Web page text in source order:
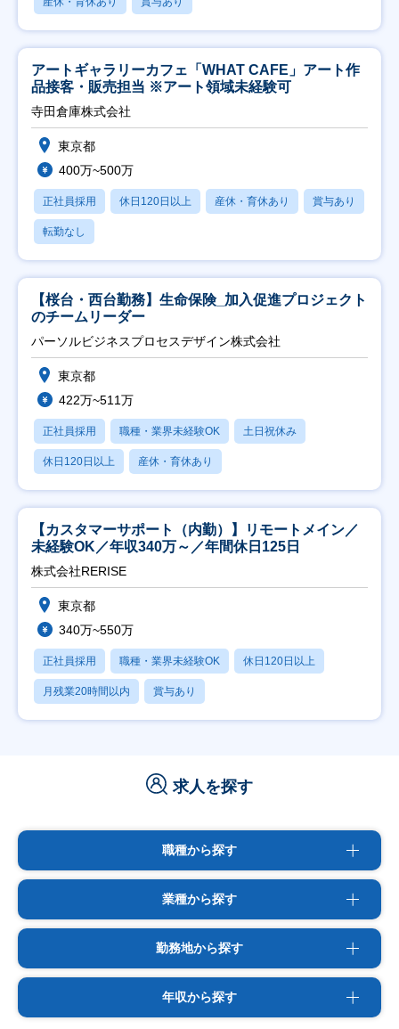
アートギャラリーカフェ「WHAT CAFE」アート作
品接客・販売担当 ※アート領域未経験可
寺田倉庫株式会社
東京都
400万~500万
正社員採用 休日120日以上 産休・育休あり 賞与あり
転勤なし
【桜台・西台勤務】生命保険_加入促進プロジェクト
のチームリーダー
パーソルビジネスプロセスデザイン株式会社
東京都
422万~511万
正社員採用 職種・業界未経験OK 土日祝休み
休日120日以上 産休・育休あり
【カスタマーサポート（内勤）】リモートメイン／
未経験OK／年収340万～／年間休日125日
株式会社RERISE
東京都
340万~550万
正社員採用 職種・業界未経験OK 休日120日以上
月残業20時間以内 賞与あり
求人を探す
職種から探す
業種から探す
勤務地から探す
年収から探す